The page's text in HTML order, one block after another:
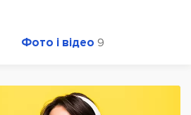
Фото і відео 9